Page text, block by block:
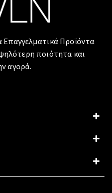
Προϊόντα
ποιότητα και
αγορά.